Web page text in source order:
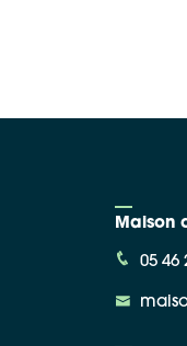
Maison
05 46